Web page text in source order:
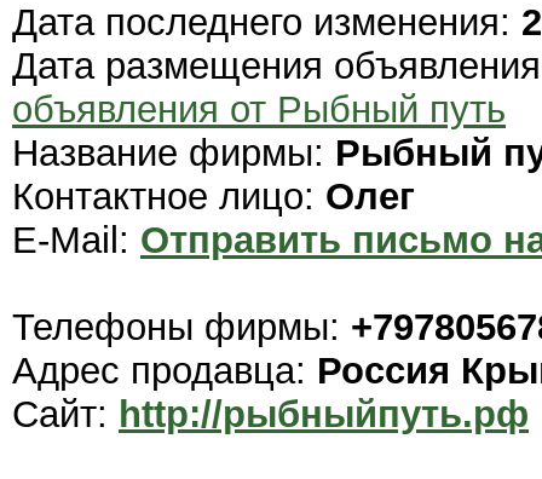
Дата последнего изменения:
Дата размещения
объявления от Рыбный путь
Название фирмы: Рыбный
Контактное лицо: Олег
E-Mail: Отправить письмо
Телефоны фирмы:
Адрес продавца: Россия
Сайт: http://рыбныйпуть.рф